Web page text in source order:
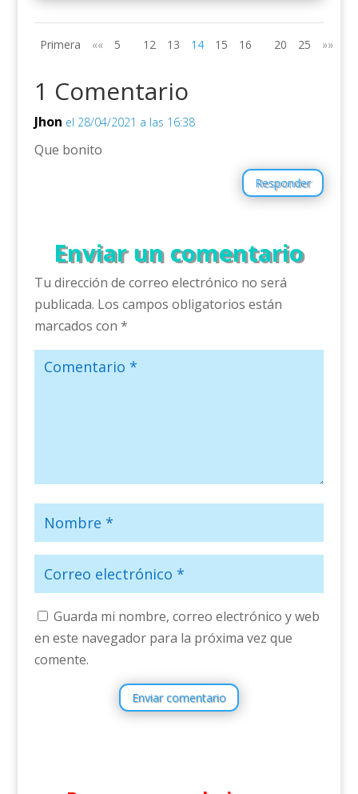
Primera «« 5 12 13 14 15 16 20 25 »»
1 Comentario
Jhon el 28/04/2021 a las 16:38
Que bonito
Responder
Enviar un comentario
Tu dirección de correo electrónico no será
publicada. Los campos obligatorios están
marcados con *
Guarda mi nombre, correo electrónico y web
en este navegador para la próxima vez que
comente.
Enviar comentario